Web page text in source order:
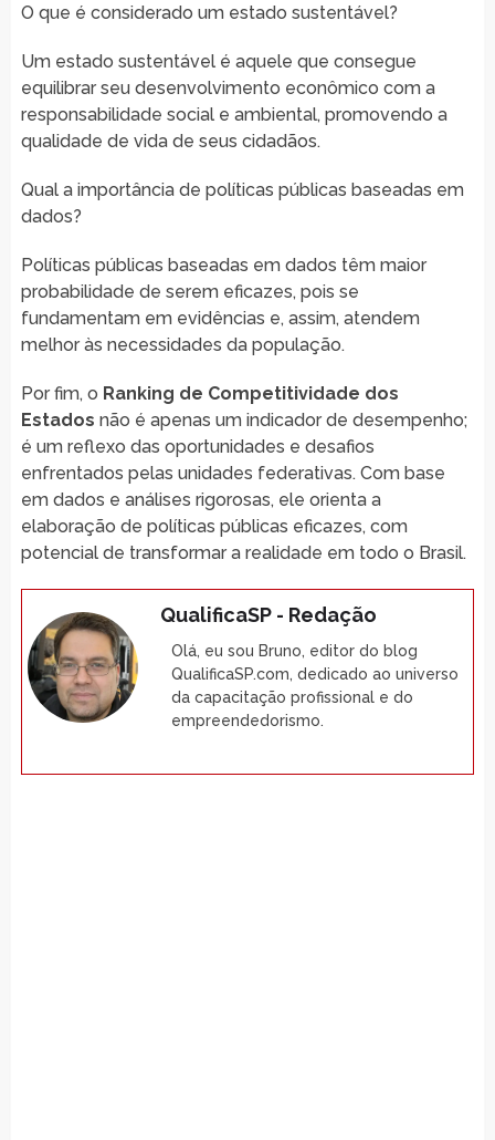
O que é considerado um estado sustentável?
Um estado sustentável é aquele que consegue
equilibrar seu desenvolvimento econômico com a
responsabilidade social e ambiental, promovendo a
qualidade de vida de seus cidadãos.
Qual a importância de políticas públicas baseadas em
dados?
Políticas públicas baseadas em dados têm maior
probabilidade de serem eficazes, pois se
fundamentam em evidências e, assim, atendem
melhor às necessidades da população.
Por fim, o Ranking de Competitividade dos
Estados não é apenas um indicador de desempenho;
é um reflexo das oportunidades e desafios
enfrentados pelas unidades federativas. Com base
em dados e análises rigorosas, ele orienta a
elaboração de políticas públicas eficazes, com
potencial de transformar a realidade em todo o Brasil.
QualificaSP - Redação
Olá, eu sou Bruno, editor do blog
QualificaSP.com, dedicado ao universo
da capacitação profissional e do
empreendedorismo.